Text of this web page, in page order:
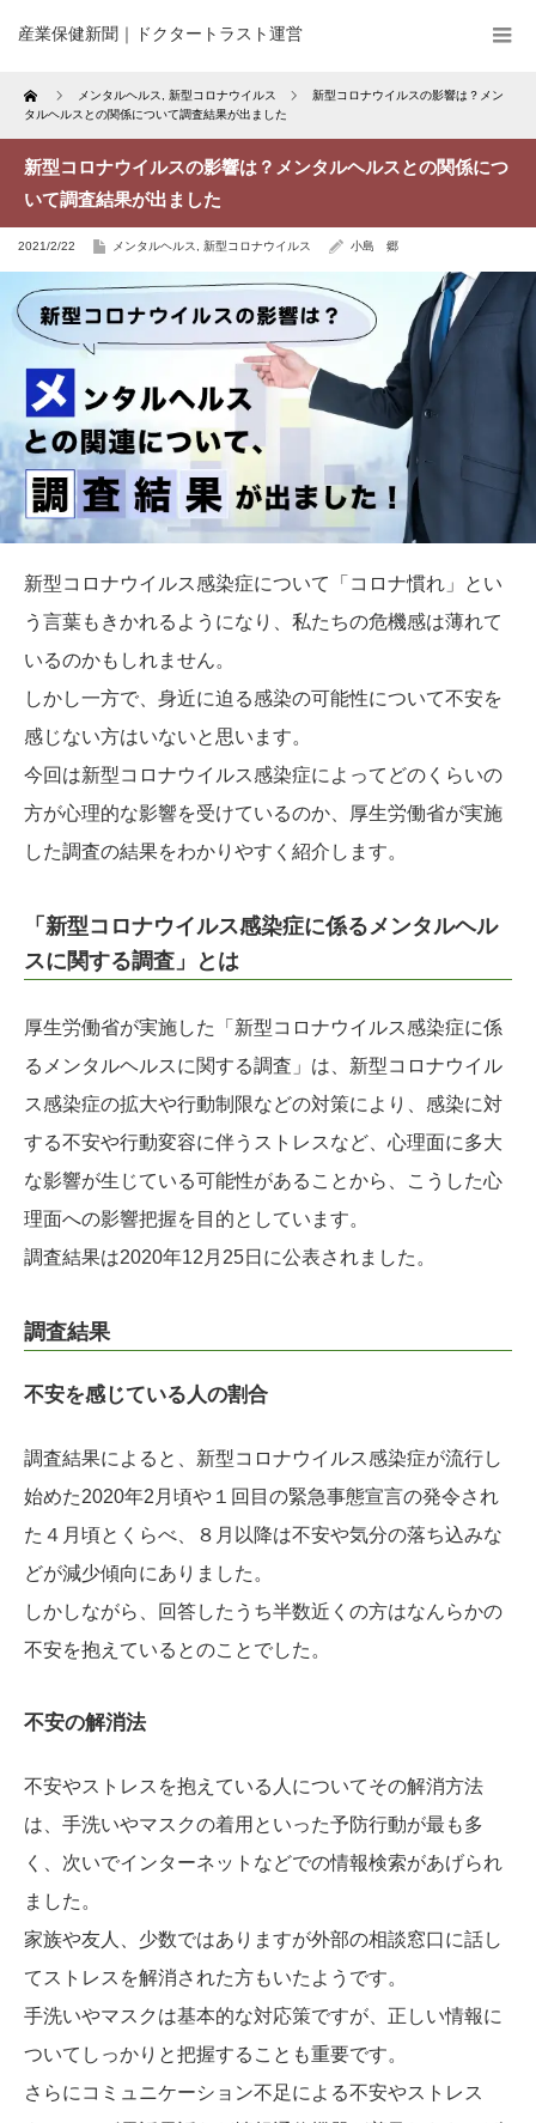
産業保健新聞｜ドクタートラスト運営
Home メンタルヘルス 新型コロナウイルス
新型コロナウイルスの影響は？メン
タルヘルスとの関係について調査結果が出ました
新型コロナウイルスの影響は？メンタルヘルスとの関係につ
いて調査結果が出ました
2021/2/22 メンタルヘルス 新型コロナウイルス 小島 郷
新型コロナウイルス感染症について「コロナ慣れ」とい
う言葉もきかれるようになり、私たちの危機感は薄れて
いるのかもしれません。
しかし一方で、身近に迫る感染の可能性について不安を
感じない方はいないと思います。
今回は新型コロナウイルス感染症によってどのくらいの
方が心理的な影響を受けているのか、厚生労働省が実施
した調査の結果をわかりやすく紹介します。
「新型コロナウイルス感染症に係るメンタルヘル
スに関する調査」とは
厚生労働省が実施した「新型コロナウイルス感染症に係
るメンタルヘルスに関する調査」は、新型コロナウイル
ス感染症の拡大や行動制限などの対策により、感染に対
する不安や行動変容に伴うストレスなど、心理面に多大
な影響が生じている可能性があることから、こうした心
理面への影響把握を目的としています。
調査結果は2020年12月25日に公表されました。
調査結果
不安を感じている人の割合
調査結果によると、新型コロナウイルス感染症が流行し
始めた2020年2月頃や１回目の緊急事態宣言の発令され
た４月頃とくらべ、８月以降は不安や気分の落ち込みな
どが減少傾向にありました。
しかしながら、回答したうち半数近くの方はなんらかの
不安を抱えているとのことでした。
不安の解消法
不安やストレスを抱えている人についてその解消方法
は、手洗いやマスクの着用といった予防行動が最も多
く、次いでインターネットなどでの情報検索があげられ
ました。
家族や友人、少数ではありますが外部の相談窓口に話し
てストレスを解消された方もいたようです。
手洗いやマスクは基本的な対応策ですが、正しい情報に
ついてしっかりと把握することも重要です。
さらにコミュニケーション不足による不安やストレス